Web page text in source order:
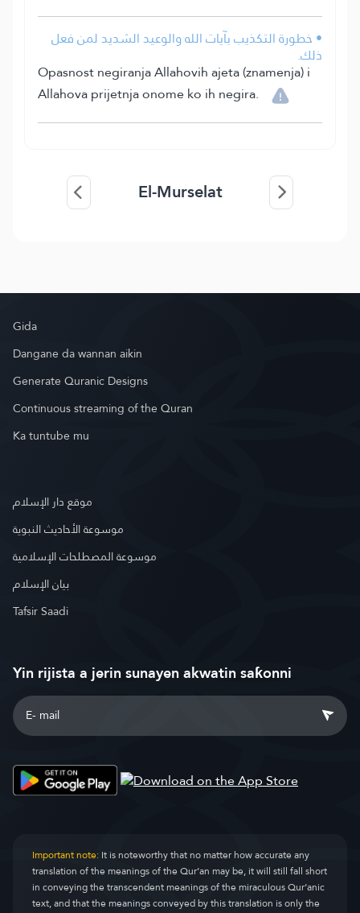
• خطورة التكذيب بآيات الله والوعيد الشديد لمن فعل
ذلك.
Opasnost negiranja Allahovih ajeta (znamenja) i
Allahova prijetnja onome ko ih negira.
El-Murselat
Gida
Dangane da wannan aikin
Generate Quranic Designs
Continuous streaming of the Quran
Ka tuntube mu
موقع دار الإسلام
موسوعة الأحاديث النبوية
موسوعة المصطلحات الإسلامية
بيان الإسلام
Tafsir Saadi
Yin rijista a jerin sunayen akwatin saƙonni
Important note:It is noteworthy that no matter how accurate any
translation of the meanings of the Qur’an may be, it will still fall short
in conveying the transcendent meanings of the miraculous Qur’anic
text, and that the meanings conveyed by this translation is only the